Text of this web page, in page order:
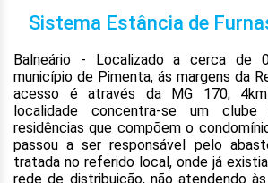
Sistema Estância de
Balneário - Localizado a cerca de
município de Pimenta, ás margens da
acesso é através da MG 170, 4km
localidade concentra-se um
residências que compõem o
passou a ser responsável pelo
tratada no referido local, onde já
rede de distribuição, não atendendo